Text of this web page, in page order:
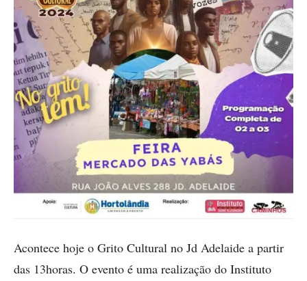
Acontece hoje o Grito Cultural no Jd Adelaide a partir
das 13horas. O evento é uma realização do Instituto